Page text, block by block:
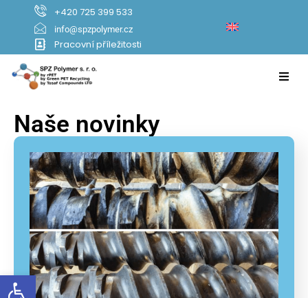
Open toolbar
+420 725 399 533
info@spzpolymer.cz
Pracovní příležitosti
Naše novinky